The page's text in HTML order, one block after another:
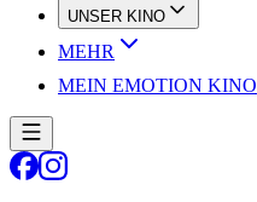
UNSER KINO
MEHR
MEIN EMOTION KINO